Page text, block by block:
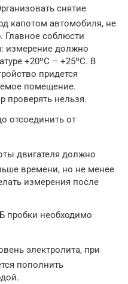
снятие
капотом автомобиля, не
Главное соблюсти
измерение должно
+20ºС – +25ºС. В
придется
помещение.
проверять нельзя.
отсоединить от
двигателя должно
времени, но не менее
измерения после
пробки необходимо
электролита, при
пополнить